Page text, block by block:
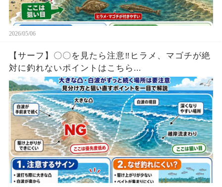
2026/05/06
【サーフ】〇〇を見たら注意‼︎ヒラメ、マゴチが絶
対に釣れないポイントはこちら...